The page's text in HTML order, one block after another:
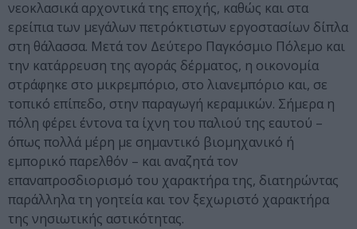
νεοκλασικά αρχοντικά της εποχής, καθώς και στα
ερείπια των μεγάλων πετρόκτιστων εργοστασίων δίπλα
στη θάλασσα. Μετά τον Δεύτερο Παγκόσμιο Πόλεμο και
την κατάρρευση της αγοράς δέρματος, η οικονομία
στράφηκε στο μικρεμπόριο, στο λιανεμπόριο και, σε
τοπικό επίπεδο, στην παραγωγή κεραμικών. Σήμερα η
πόλη φέρει έντονα τα ίχνη του παλιού της εαυτού –
όπως πολλά μέρη με σημαντικό βιομηχανικό ή
εμπορικό παρελθόν – και αναζητά τον
επαναπροσδιορισμό του χαρακτήρα της, διατηρώντας
παράλληλα τη γοητεία και τον ξεχωριστό χαρακτήρα
της νησιωτικής αστικότητας.